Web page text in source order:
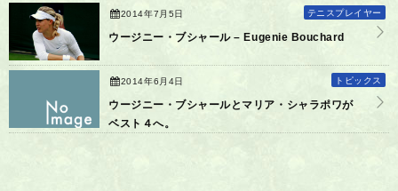
2014年7月5日 テニスプレイヤー
ウージニー・ブシャール – Eugenie Bouchard
2014年6月4日 トピックス
ウージニー・ブシャールとマリア・シャラポワが
ベスト４へ。